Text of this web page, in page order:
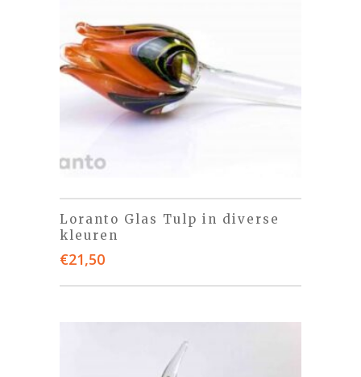
Loranto Glas Tulp in diverse
kleuren
€21,50